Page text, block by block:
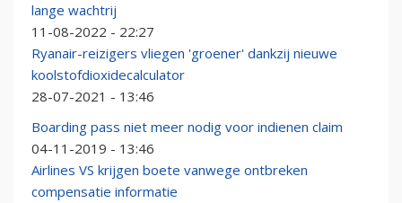
lange wachtrij
11-08-2022 - 22:27
Ryanair-reizigers vliegen 'groener' dankzij nieuwe
koolstofdioxidecalculator
28-07-2021 - 13:46
Boarding pass niet meer nodig voor indienen claim
04-11-2019 - 13:46
Airlines VS krijgen boete vanwege ontbreken
compensatie informatie